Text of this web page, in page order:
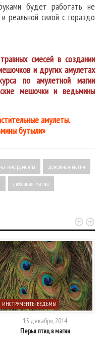
будет работать не
реальной силой с гораздо
смесей в создании
и других амулетах
по амулетной магии
мешочки и ведьмины
амулеты.
бутыли»
инструменты денежная магия
любовная магия
ИНСТРУМЕНТЫ ВЕДЬМЫ
15 декабря, 2014
Перья птиц в магии
 